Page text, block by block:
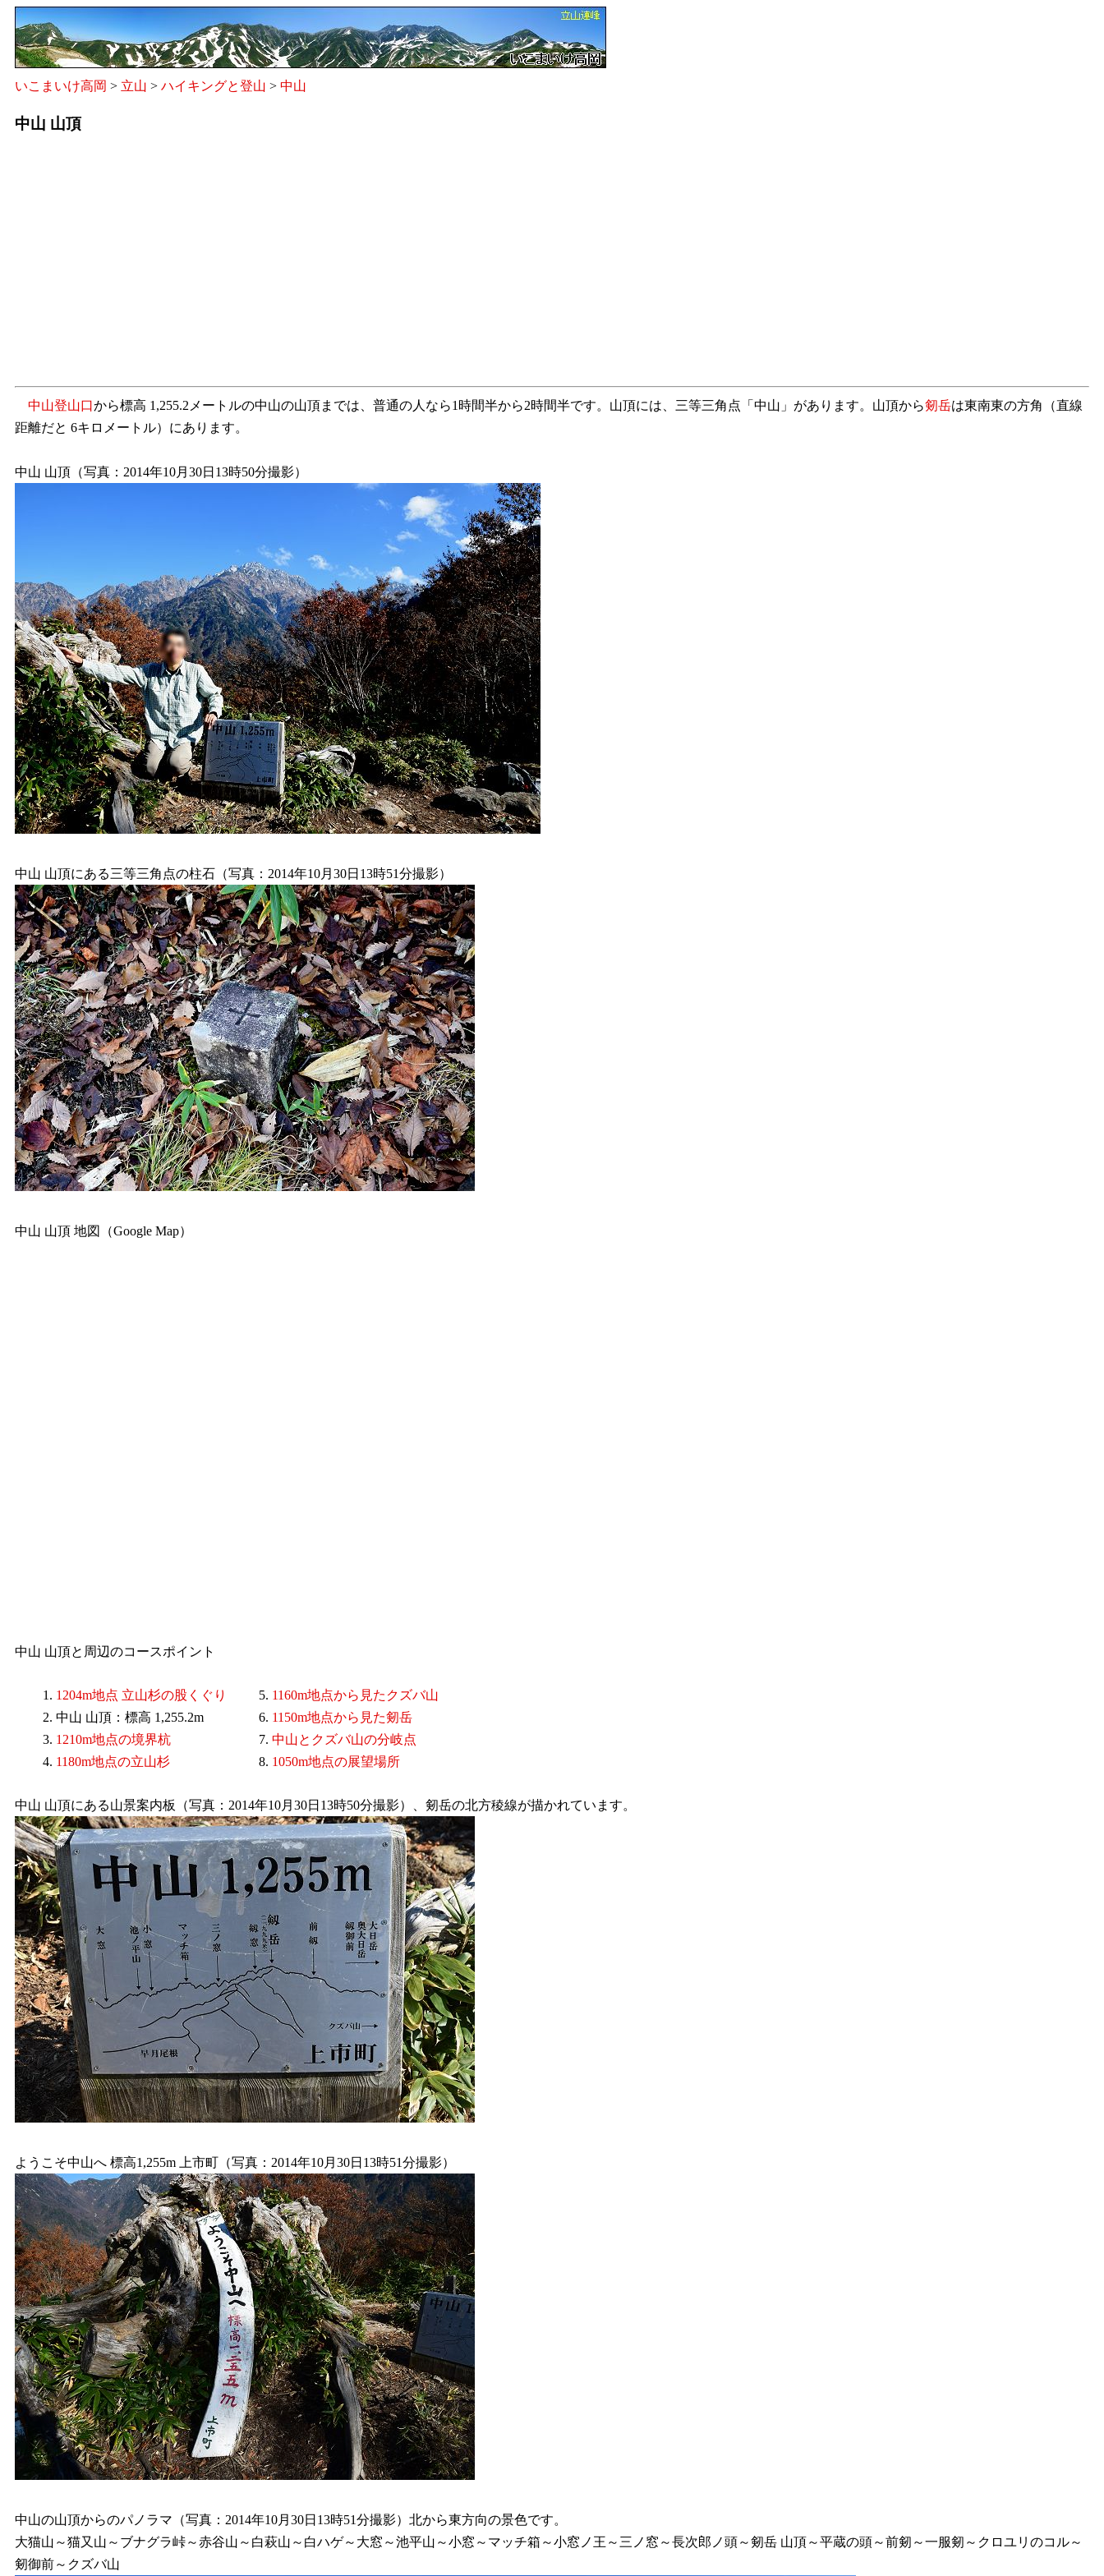
いこまいけ高岡 > 立山 > ハイキングと登山 > 中山
中山 山頂
中山登山口から標高 1,255.2メートルの中山の山頂までは、普通の人なら1時間半から2時間半です。山頂には、三等三角点「中山」があります。山頂から剱岳は東南東の方角（直線
距離だと 6キロメートル）にあります。
中山 山頂（写真：2014年10月30日13時50分撮影）
中山 山頂にある三等三角点の柱石（写真：2014年10月30日13時51分撮影）
中山 山頂 地図（Google Map）
中山 山頂と周辺のコースポイント
1204m地点 立山杉の股くぐり
中山 山頂：標高 1,255.2m
1210m地点の境界杭
1180m地点の立山杉
1160m地点から見たクズバ山
1150m地点から見た剱岳
中山とクズバ山の分岐点
1050m地点の展望場所
中山 山頂にある山景案内板（写真：2014年10月30日13時50分撮影）、剱岳の北方稜線が描かれています。
ようこそ中山へ 標高1,255m 上市町（写真：2014年10月30日13時51分撮影）
中山の山頂からのパノラマ（写真：2014年10月30日13時51分撮影）北から東方向の景色です。
大猫山～猫又山～ブナグラ峠～赤谷山～白萩山～白ハゲ～大窓～池平山～小窓～マッチ箱～小窓ノ王～三ノ窓～長次郎ノ頭～剱岳 山頂～平蔵の頭～前剱～一服剱～クロユリのコル～
剱御前～クズバ山